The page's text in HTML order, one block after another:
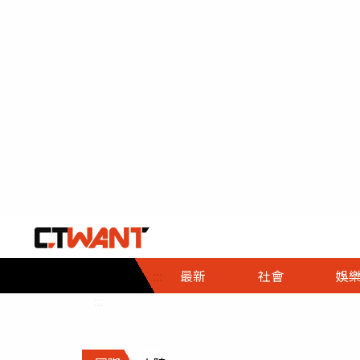
::: 最新 社會
社會首頁
時事
調查
娛樂
娛樂首頁
即時
財經首頁
熱線
政